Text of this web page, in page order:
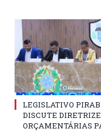
LEGISLATIVO
DISCUTE
ORÇAMENTÁRIAS